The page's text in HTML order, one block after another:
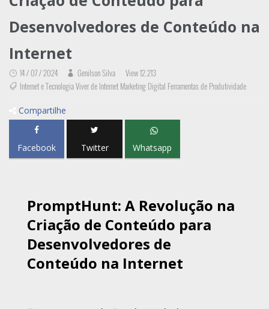
Desenvolvedores de Conteúdo na
Internet
14 / 07 / 2024 Genilson Silva
View 12.213
Internet e Tecnologia Viver de Internet Marketing Digital Ferramentas de Produtividade
Compartilhe
Facebook Twitter Whatsapp
PromptHunt: A Revolução na
Criação de Conteúdo para
Desenvolvedores de
Conteúdo na Internet